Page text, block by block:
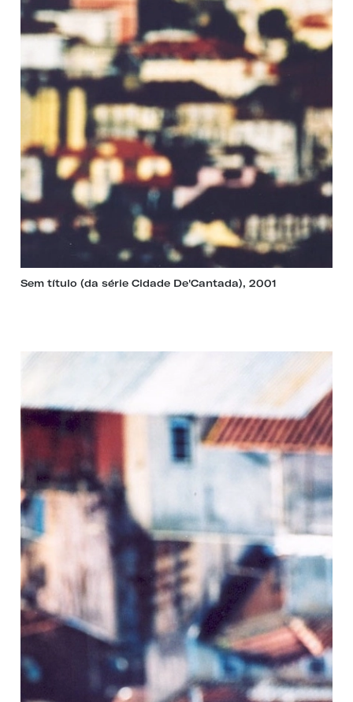
Sem título (da série Cidade De'Cantada), 2001